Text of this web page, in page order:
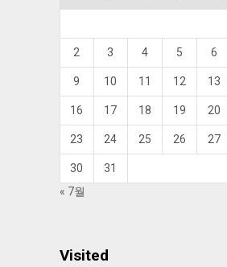
2 3 4 5 6
9 10 11 12 13
16 17 18 19 20
23 24 25 26 27
30
31
« 7월
Visited